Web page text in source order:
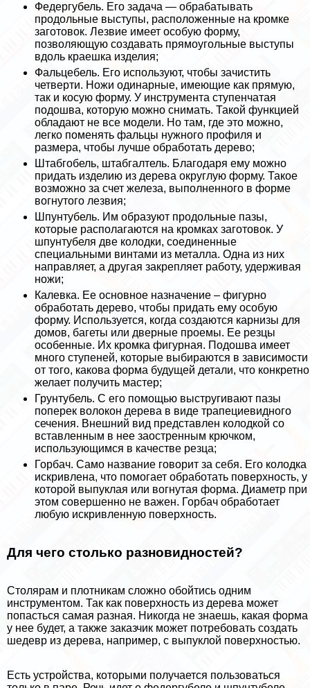
Федергубель. Его задача — обpaбатывать
продольные выступы, расположенные на кромке
заготовок. Лезвие имеет особую форму,
позволяющую создавать прямоугольные выступы
вдоль краешка изделия;
Фальцебель. Его используют, чтобы зачистить
четверти. Ножи одинарные, имеющие как прямую,
так и косую форму. У инструмента ступенчатая
подошва, которую можно снимать. Такой функцией
обладают не все модели. Но там, где это можно,
легко поменять фальцы нужного профиля и
размера, чтобы лучше обработать дерево;
Штабгобель, штабгалтель. Благодаря ему можно
придать изделию из дерева округлую форму. Такое
возможно за счет железа, выполненного в форме
вогнутого лезвия;
Шпунтубель. Им образуют продольные пазы,
которые располагаются на кромках заготовок. У
шпунтубеля две колодки, соединенные
специальными винтами из металла. Одна из них
направляет, а другая закрепляет работу, удерживая
ножи;
Калевка. Ее основное назначение – фигурно
обработать дерево, чтобы придать ему особую
форму. Используется, когда создаются карнизы для
домов, багеты или дверные проемы. Ее резцы
особенные. Их кромка фигурная. Подошва имеет
много ступеней, которые выбираются в зависимости
от того, какова форма будущей детали, что конкретно
желает получить мастер;
Грунтубель. С его помощью выстругивают пазы
поперек волокон дерева в виде трапециевидного
сечения. Внешний вид представлен колодкой со
вставленным в нее заостренным крючком,
использующимся в качестве резца;
Горбач. Само название говорит за себя. Его колодка
искривлена, что помогает обработать поверхность, у
которой выпуклая или вогнутая форма. Диаметр при
этом совершенно не важен. Горбач обработает
любую искривленную поверхность.
Для чего столько разновидностей?
Столярам и плотникам сложно обойтись одним
инструментом. Так как поверхность из дерева может
попасться самая разная. Никогда не знаешь, какая форма
у нее будет, а также заказчик может потребовать создать
шедевр из дерева, например, с выпуклой поверхностью.
Есть устройства, которыми получается пользоваться